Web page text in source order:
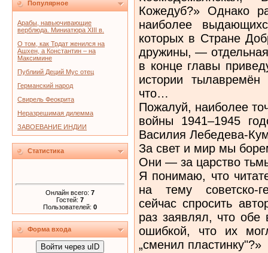
Популярное
Арабы, навьючивающие
верблюда. Миниатюра XIII в.
О том, как Трдат женился на
Ашхен, а Константин – на
Максимине
Публиий Деций Мус отец
Германский народ
Свирель Феокрита
Неразрешимая дилемма
ЗАВОЕВАНИЕ ИНДИИ
Статистика
Онлайн всего: 7
Гостей: 7
Пользователей: 0
Форма входа
Войти через uID
Кожедуб?» Однако
наиболее
которых в Стране
дружины, —
в конце главы
истории
что…
Пожалуй, наиболее
войны 1941–1945
Василия Лебедева-
За свет и мир мы
Они — за царство
Я понимаю, что
на тему советско-
сейчас спросить
раз заявлял, что
ошибкой, что их
„сменил пластинку"?»